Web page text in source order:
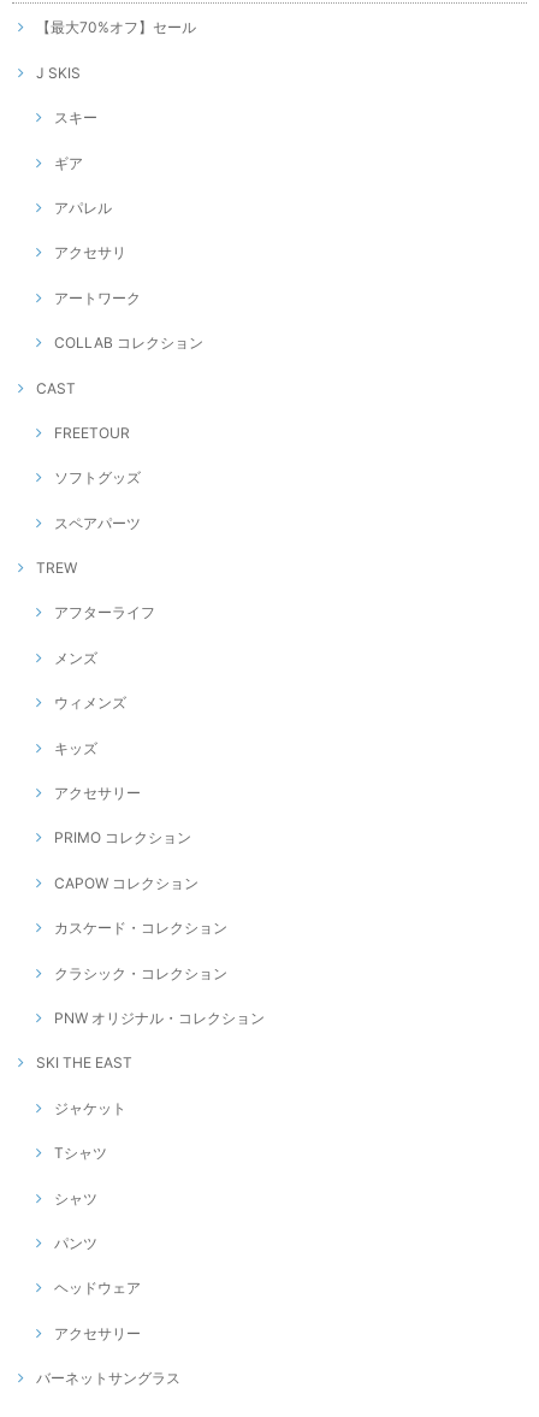
【最大70%オフ】セール
J SKIS
スキー
ギア
アパレル
アクセサリ
アートワーク
COLLAB コレクション
CAST
FREETOUR
ソフトグッズ
スペアパーツ
TREW
アフターライフ
メンズ
ウィメンズ
キッズ
アクセサリー
PRIMO コレクション
CAPOW コレクション
カスケード・コレクション
クラシック・コレクション
PNW オリジナル・コレクション
SKI THE EAST
ジャケット
Tシャツ
シャツ
パンツ
ヘッドウェア
アクセサリー
バーネットサングラス